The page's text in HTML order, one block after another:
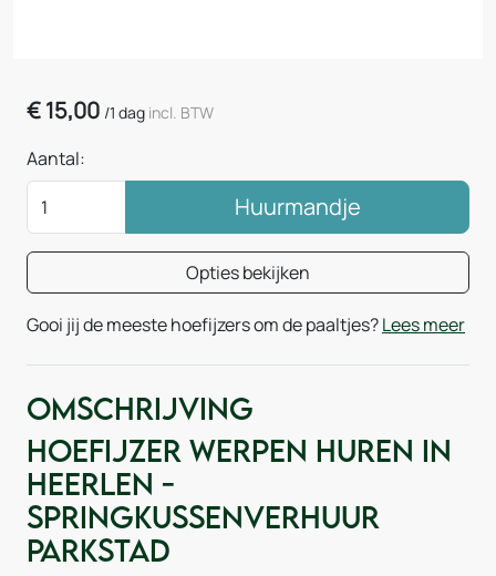
€15,00 /1 dag incl. BTW
Aantal:
Huurmandje
Opties bekijken
Gooi jij de meeste hoefijzers om de paaltjes?Lees meer
Omschrijving
Hoefijzer werpen huren in
Heerlen -
Springkussenverhuur
Parkstad